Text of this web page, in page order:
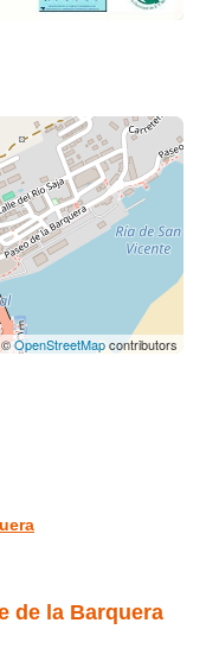
OpenStreetMapcontributors
de la Barquera